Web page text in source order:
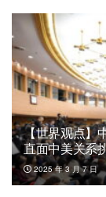
【世界观点】
直面中美关系
2025 年 3 月 7 日